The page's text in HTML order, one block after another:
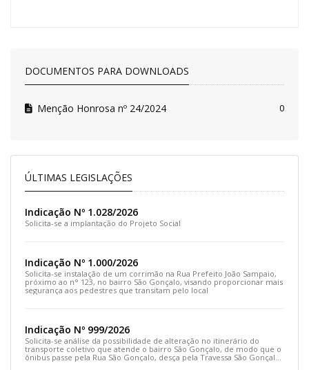
DOCUMENTOS PARA DOWNLOADS
Menção Honrosa nº 24/2024 0
ÚLTIMAS LEGISLAÇÕES
Indicação Nº 1.028/2026
Solicita-se a implantação do Projeto Social
Indicação Nº 1.000/2026
Solicita-se instalação de um corrimão na Rua Prefeito João Sampaio,
próximo ao n° 123, no bairro São Gonçalo, visando proporcionar mais
segurança aos pedestres que transitam pelo local
Indicação Nº 999/2026
Solicita-se análise da possibilidade de alteração no itinerário do
transporte coletivo que atende o bairro São Gonçalo, de modo que o
ônibus passe pela Rua São Gonçalo, desça pela Travessa São Gonçalo